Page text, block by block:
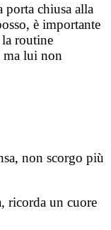
porta chiusa alla
è importante
routine
ma lui non
non scorgo più
ricorda un cuore